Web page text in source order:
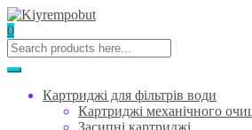
0
Картриджі для фільтрів води
Картриджі механічного
Засипні картриджі